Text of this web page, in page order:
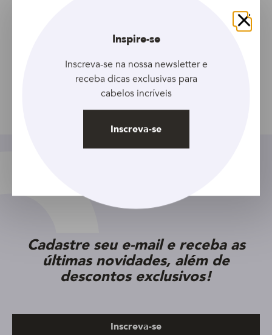
selar os fios para reter os nutrientes, para você poder
aproveitar cachos definidos e macios. Para um resultado
ainda melhor, use o Condicionador Dove Ultra Cachos.
Para desembaraçar e também utilizar na fitagem,
experimente o Creme Para Pentear Seda Cachos
Cadastre seu e-mail e receba as
últimas novidades, além de
descontos exclusivos!
Inscreva-se
Fechar
Inspire-se
Inscreva-se na nossa newsletter e
receba dicas exclusivas para
cabelos incríveis
Inscreva-se